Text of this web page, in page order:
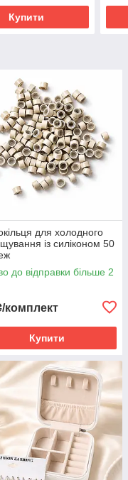
Купити
для холодного
із силіконом 50
до відправки більше 2
комплект
Купити